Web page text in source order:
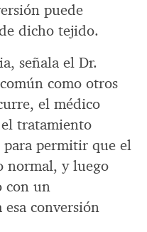
puede
dicho tejido.
señala el Dr.
como otros
el médico
tratamiento
para permitir que el
normal, y luego
con un
conversión